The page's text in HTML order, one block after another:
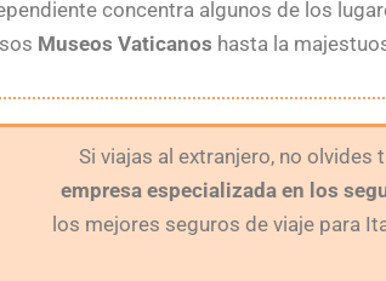
concentra algunos de los
Museos Vaticanos hasta la
Si viajas al extranjero, no olvides
empresa especializada en los
los mejores seguros de viaje para